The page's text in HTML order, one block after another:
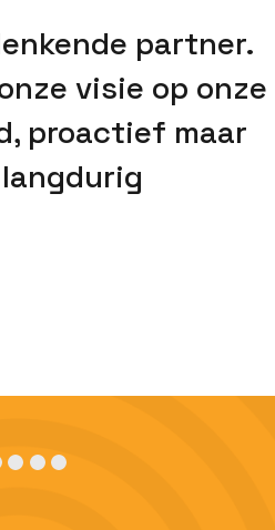
partner.
visie op onze
proactief maar